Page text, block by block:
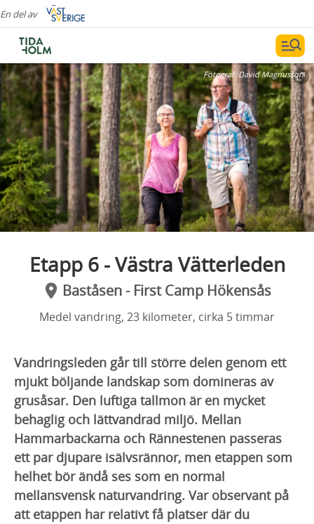
En del av
Fotograf:David Magnusson
Etapp 6 - Västra Vätterleden
Baståsen - First Camp Hökensås
Medel vandring, 23 kilometer, cirka 5 timmar
Vandringsleden går till större delen genom ett
mjukt böljande landskap som domineras av
grusåsar. Den luftiga tallmon är en mycket
behaglig och lättvandrad miljö. Mellan
Hammarbackarna och Rännestenen passeras
ett par djupare isälvsrännor, men etappen som
helhet bör ändå ses som en normal
mellansvensk naturvandring. Var observant på
att etappen har relativt få platser där du